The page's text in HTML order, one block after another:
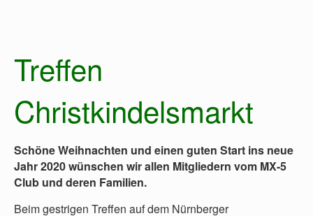
Treffen
Christkindelsmarkt
Schöne Weihnachten und einen guten Start ins neue
Jahr 2020 wünschen wir allen Mitgliedern vom MX-5
Club und deren Familien.
Beim gestrigen Treffen auf dem Nürnberger